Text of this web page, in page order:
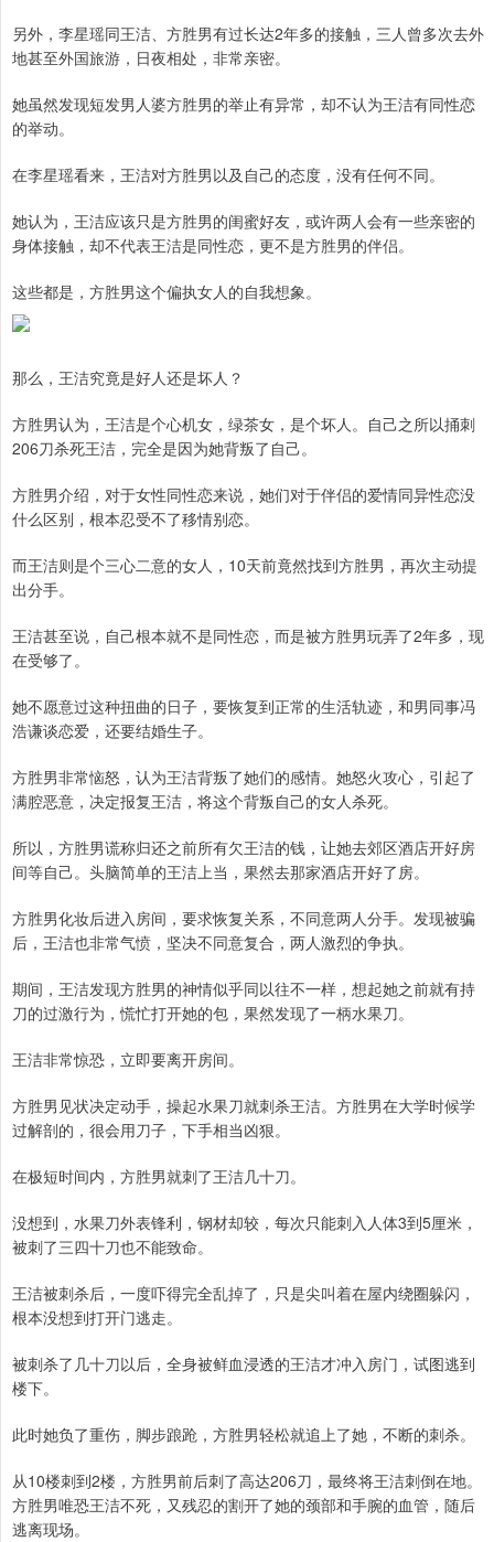
另外，李星瑶同王洁、方胜男有过长达2年多的接触，三人曾多次去外
地甚至外国旅游，日夜相处，非常亲密。
她虽然发现短发男人婆方胜男的举止有异常，却不认为王洁有同性恋
的举动。
在李星瑶看来，王洁对方胜男以及自己的态度，没有任何不同。
她认为，王洁应该只是方胜男的闺蜜好友，或许两人会有一些亲密的
身体接触，却不代表王洁是同性恋，更不是方胜男的伴侣。
这些都是，方胜男这个偏执女人的自我想象。
那么，王洁究竟是好人还是坏人？
方胜男认为，王洁是个心机女，绿茶女，是个坏人。自己之所以捅刺
206刀杀死王洁，完全是因为她背叛了自己。
方胜男介绍，对于女性同性恋来说，她们对于伴侣的爱情同异性恋没
什么区别，根本忍受不了移情别恋。
而王洁则是个三心二意的女人，10天前竟然找到方胜男，再次主动提
出分手。
王洁甚至说，自己根本就不是同性恋，而是被方胜男玩弄了2年多，现
在受够了。
她不愿意过这种扭曲的日子，要恢复到正常的生活轨迹，和男同事冯
浩谦谈恋爱，还要结婚生子。
方胜男非常恼怒，认为王洁背叛了她们的感情。她怒火攻心，引起了
满腔恶意，决定报复王洁，将这个背叛自己的女人杀死。
所以，方胜男谎称归还之前所有欠王洁的钱，让她去郊区酒店开好房
间等自己。头脑简单的王洁上当，果然去那家酒店开好了房。
方胜男化妆后进入房间，要求恢复关系，不同意两人分手。发现被骗
后，王洁也非常气愤，坚决不同意复合，两人激烈的争执。
期间，王洁发现方胜男的神情似乎同以往不一样，想起她之前就有持
刀的过激行为，慌忙打开她的包，果然发现了一柄水果刀。
王洁非常惊恐，立即要离开房间。
方胜男见状决定动手，操起水果刀就刺杀王洁。方胜男在大学时候学
过解剖的，很会用刀子，下手相当凶狠。
在极短时间内，方胜男就刺了王洁几十刀。
没想到，水果刀外表锋利，钢材却较，每次只能刺入人体3到5厘米，
被刺了三四十刀也不能致命。
王洁被刺杀后，一度吓得完全乱掉了，只是尖叫着在屋内绕圈躲闪，
根本没想到打开门逃走。
被刺杀了几十刀以后，全身被鲜血浸透的王洁才冲入房门，试图逃到
楼下。
此时她负了重伤，脚步踉跄，方胜男轻松就追上了她，不断的刺杀。
从10楼刺到2楼，方胜男前后刺了高达206刀，最终将王洁刺倒在地。
方胜男唯恐王洁不死，又残忍的割开了她的颈部和手腕的血管，随后
逃离现场。